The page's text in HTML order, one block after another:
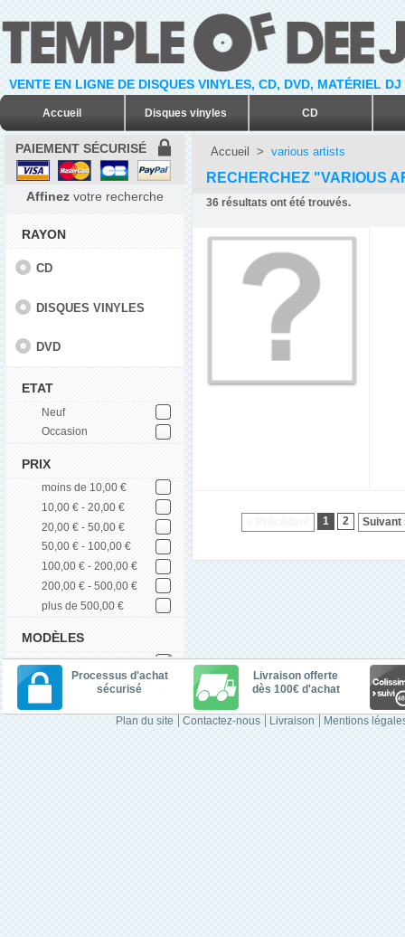
VENTE EN LIGNE DE DISQUES VINYLES, CD, DVD, MATÉRIEL
Accueil Disques vinyles CD
PAIEMENT SÉCURISÉ
Affinez votre recherche
RAYON
CD
DISQUES VINYLES
DVD
ETAT
Neuf
Occasion
PRIX
moins de 10,00 €
10,00 € - 20,00 €
20,00 € - 50,00 €
50,00 € - 100,00 €
100,00 € - 200,00 €
200,00 € - 500,00 €
plus de 500,00 €
MODÈLES
Accueil > various artists
RECHERCHEZ "VARIOUS
36 résultats ont été trouvés.
1 2 Suivant
Processus d'achat
sécurisé
Livraison offerte
dès 100€ d'achat
Plan du site Contactez-nous Livraison Mentions